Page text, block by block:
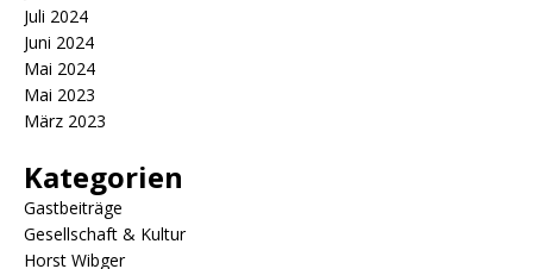
Juli 2024
Juni 2024
Mai 2024
Mai 2023
März 2023
Kategorien
Gastbeiträge
Gesellschaft & Kultur
Horst Wibger